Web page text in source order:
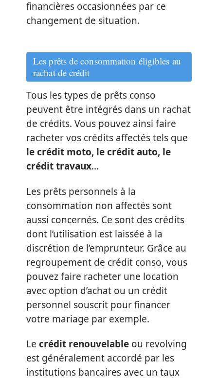
financières occasionnées par ce
changement de situation.
Les prêts de consommation éligibles au
rachat de crédit
Tous les types de prêts conso
peuvent être intégrés dans un rachat
de crédits. Vous pouvez ainsi faire
racheter vos crédits affectés tels que
le crédit moto, le crédit auto, le
crédit travaux…
Les prêts personnels à la
consommation non affectés sont
aussi concernés. Ce sont des crédits
dont l’utilisation est laissée à la
discrétion de l’emprunteur. Grâce au
regroupement de crédit conso, vous
pouvez faire racheter une location
avec option d’achat ou un crédit
personnel souscrit pour financer
votre mariage par exemple.
Le crédit renouvelable ou revolving
est généralement accordé par les
institutions bancaires avec un taux